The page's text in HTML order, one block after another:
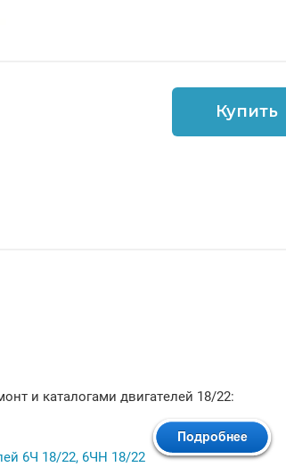
Купить
и каталогами двигателей 18/22:
6Ч 18/22, 6ЧН 18/22